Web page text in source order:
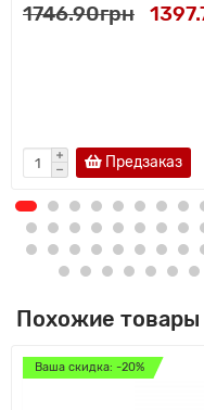
1746.90грн
Предзаказ
Похожие товары
Ваша скидка: -20%